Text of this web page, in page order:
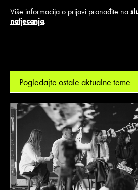
Više informacija o prijavi pronađite na
natjecanja.
Pogledajte ostale aktualne teme